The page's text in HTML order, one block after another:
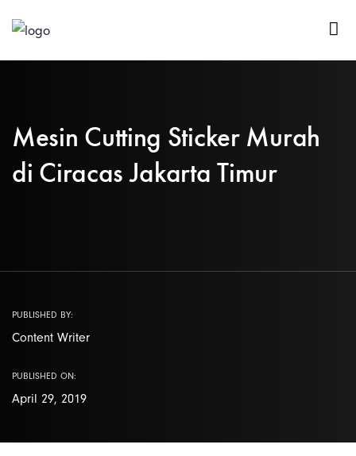
Mesin Cutting Sticker Murah
di Ciracas Jakarta Timur
PUBLISHED BY:
Content Writer
PUBLISHED ON:
April 29, 2019